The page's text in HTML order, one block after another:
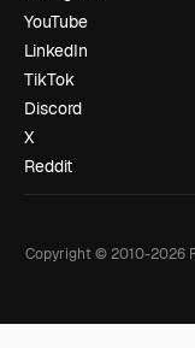
YouTube
LinkedIn
TikTok
Discord
X
Reddit
Copyright © 2010-2026